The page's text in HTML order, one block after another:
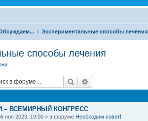
Экспериментальные способы лечения
способы лечения
Поиск
– ВСЕМИРНЫЙ КОНГРЕСС
ноя 2023, 19:00 » в форуме Необходим совет!